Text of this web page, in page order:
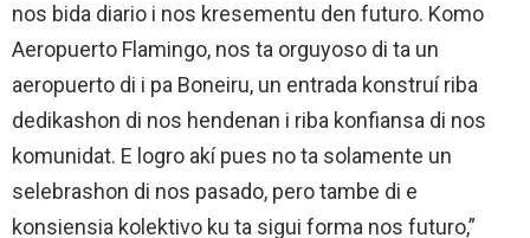
nos bida diario i nos kresementu den futuro. Komo
Aeropuerto Flamingo, nos ta orguyoso di ta un
aeropuerto di i pa Boneiru, un entrada konstruí riba
dedikashon di nos hendenan i riba konfiansa di nos
komunidat. E logro akí pues no ta solamente un
selebrashon di nos pasado, pero tambe di e
konsiensia kolektivo ku ta sigui forma nos futuro,”